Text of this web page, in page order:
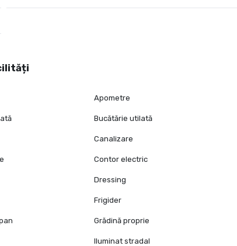
Apometre
Bucătărie utilată
Canalizare
Contor electric
Dressing
Frigider
Grădină proprie
Iluminat stradal